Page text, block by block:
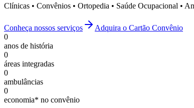
Clínicas • Convênios • Ortopedia • Saúde Ocupacional •
Conheça nossos serviços Adquira o Cartão Convênio
0
anos de história
0
áreas integradas
0
ambulâncias
0
economia* no convênio